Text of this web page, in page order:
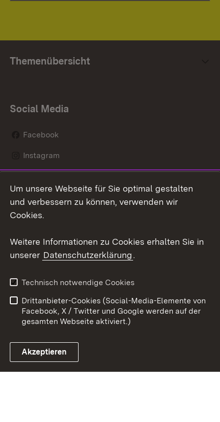
Themenübersicht
Social Media
Facebook
Instagram
Mastodon
Youtube
Link zum Landesportal
Kontakt
Datenschutz
Barrierefreiheit
Impressum Cookies
Um unsere Webseite für Sie optimal gestalten
und verbessern zu können, verwenden wir
Cookies.
Weitere Informationen zu Cookies erhalten Sie in
unserer Datenschutzerklärung.
Technisch notwendige Cookies
Drittanbieter-Cookies (Social-Media-Elemente von
Facebook, X / Twitter und Google werden auf der
gesamten Webseite aktiviert.)
Akzeptieren